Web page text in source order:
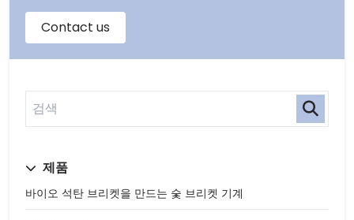
제품
바이오 석탄 브리켓을 만드는 숯 브리켓 기계